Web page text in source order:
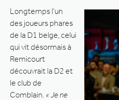
Longtemps l’un
des joueurs phares
de la D1 belge, celui
qui vit désormais à
Remicourt
découvrait la D2 et
le club de
Comblain. « Je ne